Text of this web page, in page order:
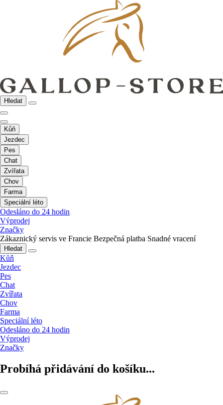
Hledat
Kůň
Jezdec
Pes
Chat
Zvířata
Chov
Farma
Speciální léto
Odesláno do 24 hodin
Výprodej
Značky
Zákaznický servis ve Francie Bezpečná platba Snadné vracení
Hledat
Kůň
Jezdec
Pes
Chat
Zvířata
Chov
Farma
Speciální léto
Odesláno do 24 hodin
Výprodej
Značky
Probíhá přidávání do košíku...